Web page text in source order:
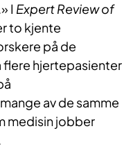
I Expert Review of
to kjente
på de
flere hjertepasienter
av de samme
medisin jobber